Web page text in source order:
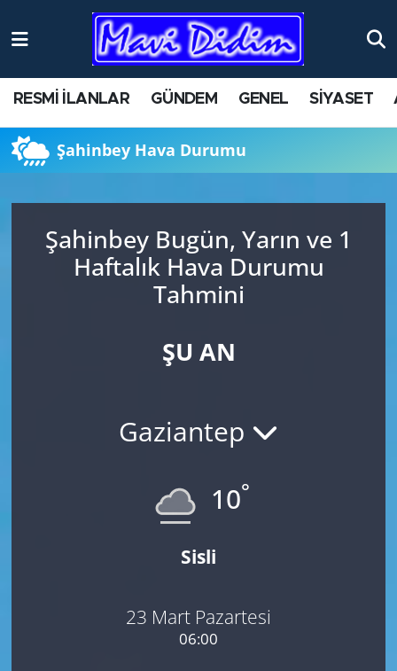
RESMİ İLANLAR GÜNDEM GENEL SİYASET
Şahinbey Hava Durumu
Şahinbey Bugün, Yarın ve 1
Haftalık Hava Durumu
Tahmini
ŞU AN
Gaziantep
10°
Sisli
23 Mart Pazartesi
06:00
ANTİK YERLER
AYDIN
BİLİM VE TEKNOLOJİ
ÇEVRE
GÜNDEM
KÜLTÜR SANAT
Nöbetçi Eczaneler
Namaz Vakitleri
Trafik Durumu
Süper Lig Puan Durumu ve Fikstür
Tüm Manşetler